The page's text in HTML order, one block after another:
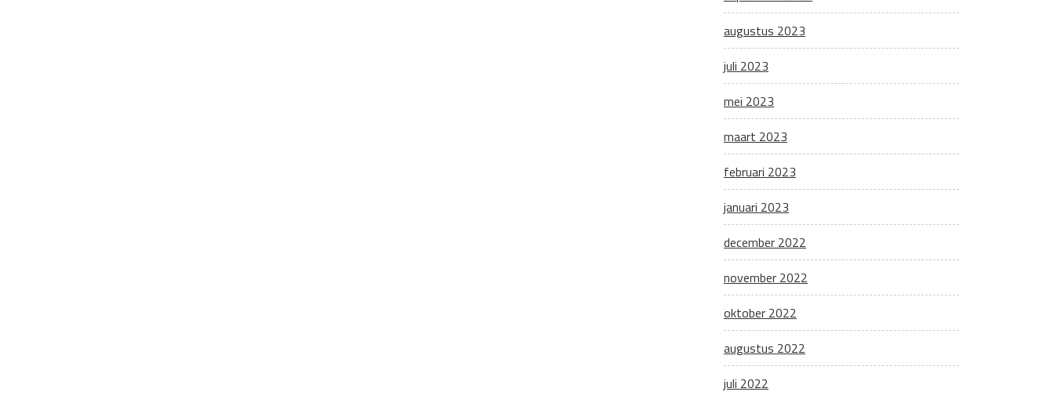
augustus 2023
juli 2023
mei 2023
maart 2023
februari 2023
januari 2023
december 2022
november 2022
oktober 2022
augustus 2022
juli 2022